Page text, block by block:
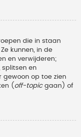
die in staan
kunnen, in de
en verwijderen;
splitsen en
gewoon op toe zien
( off-topicgaan) of